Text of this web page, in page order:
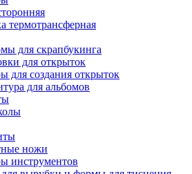
термотрансферная
для скрапбукинга
для открыток
для создания открыток
для альбомов
ножи
инструментов